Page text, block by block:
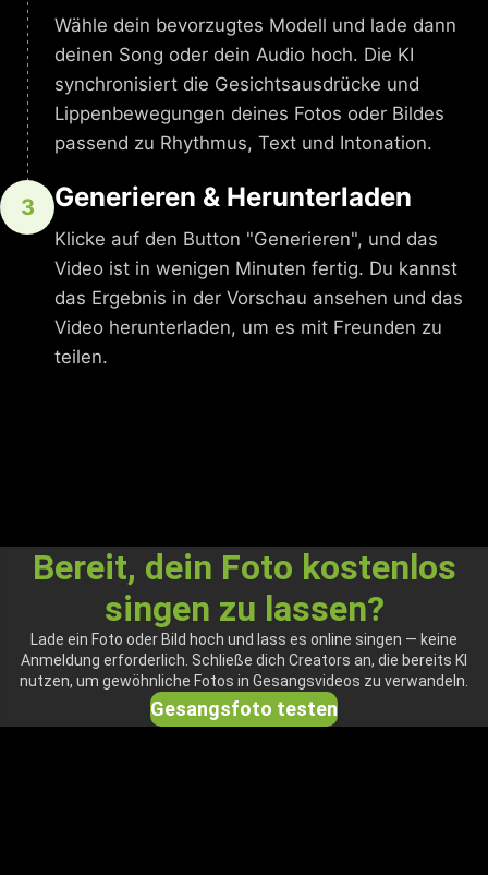
Wähle dein bevorzugtes Modell und lade dann
deinen Song oder dein Audio hoch. Die KI
synchronisiert die Gesichtsausdrücke und
Lippenbewegungen deines Fotos oder Bildes
passend zu Rhythmus, Text und Intonation.
3 Generieren & Herunterladen
Klicke auf den Button "Generieren", und das
Video ist in wenigen Minuten fertig. Du kannst
das Ergebnis in der Vorschau ansehen und das
Video herunterladen, um es mit Freunden zu
teilen.
Bereit, dein Foto kostenlos
singen zu lassen?
Lade ein Foto oder Bild hoch und lass es online singen — keine
Anmeldung erforderlich. Schließe dich Creators an, die bereits KI
nutzen, um gewöhnliche Fotos in Gesangsvideos zu verwandeln.
Gesangsfoto testen